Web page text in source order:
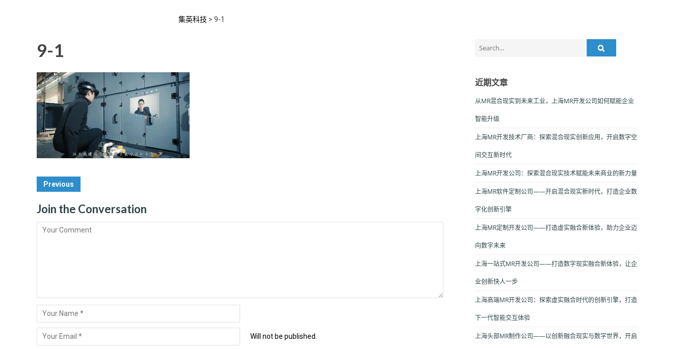
集英科技 > 9-1
9-1
Post
Navigation
Previous
Join the Conversation
Will not be published.
for:
近期文章
从MR混合现实到未来工业，上海MR开发公司如何赋能企业
智能升级
上海MR开发技术厂商：探索混合现实创新应用，开启数字空
间交互新时代
上海MR开发公司：探索混合现实技术赋能未来商业的新力量
上海MR软件定制公司——开启混合现实新时代，打造企业数
字化创新引擎
上海MR定制开发公司——打造虚实融合新体验，助力企业迈
向数字未来
上海一站式MR开发公司——打造数字现实融合新体验，让企
业创新快人一步
上海高端MR开发公司：探索虚实融合时代的创新引擎，打造
下一代智能交互体验
上海头部MR制作公司——以创新融合现实与数字世界，开启